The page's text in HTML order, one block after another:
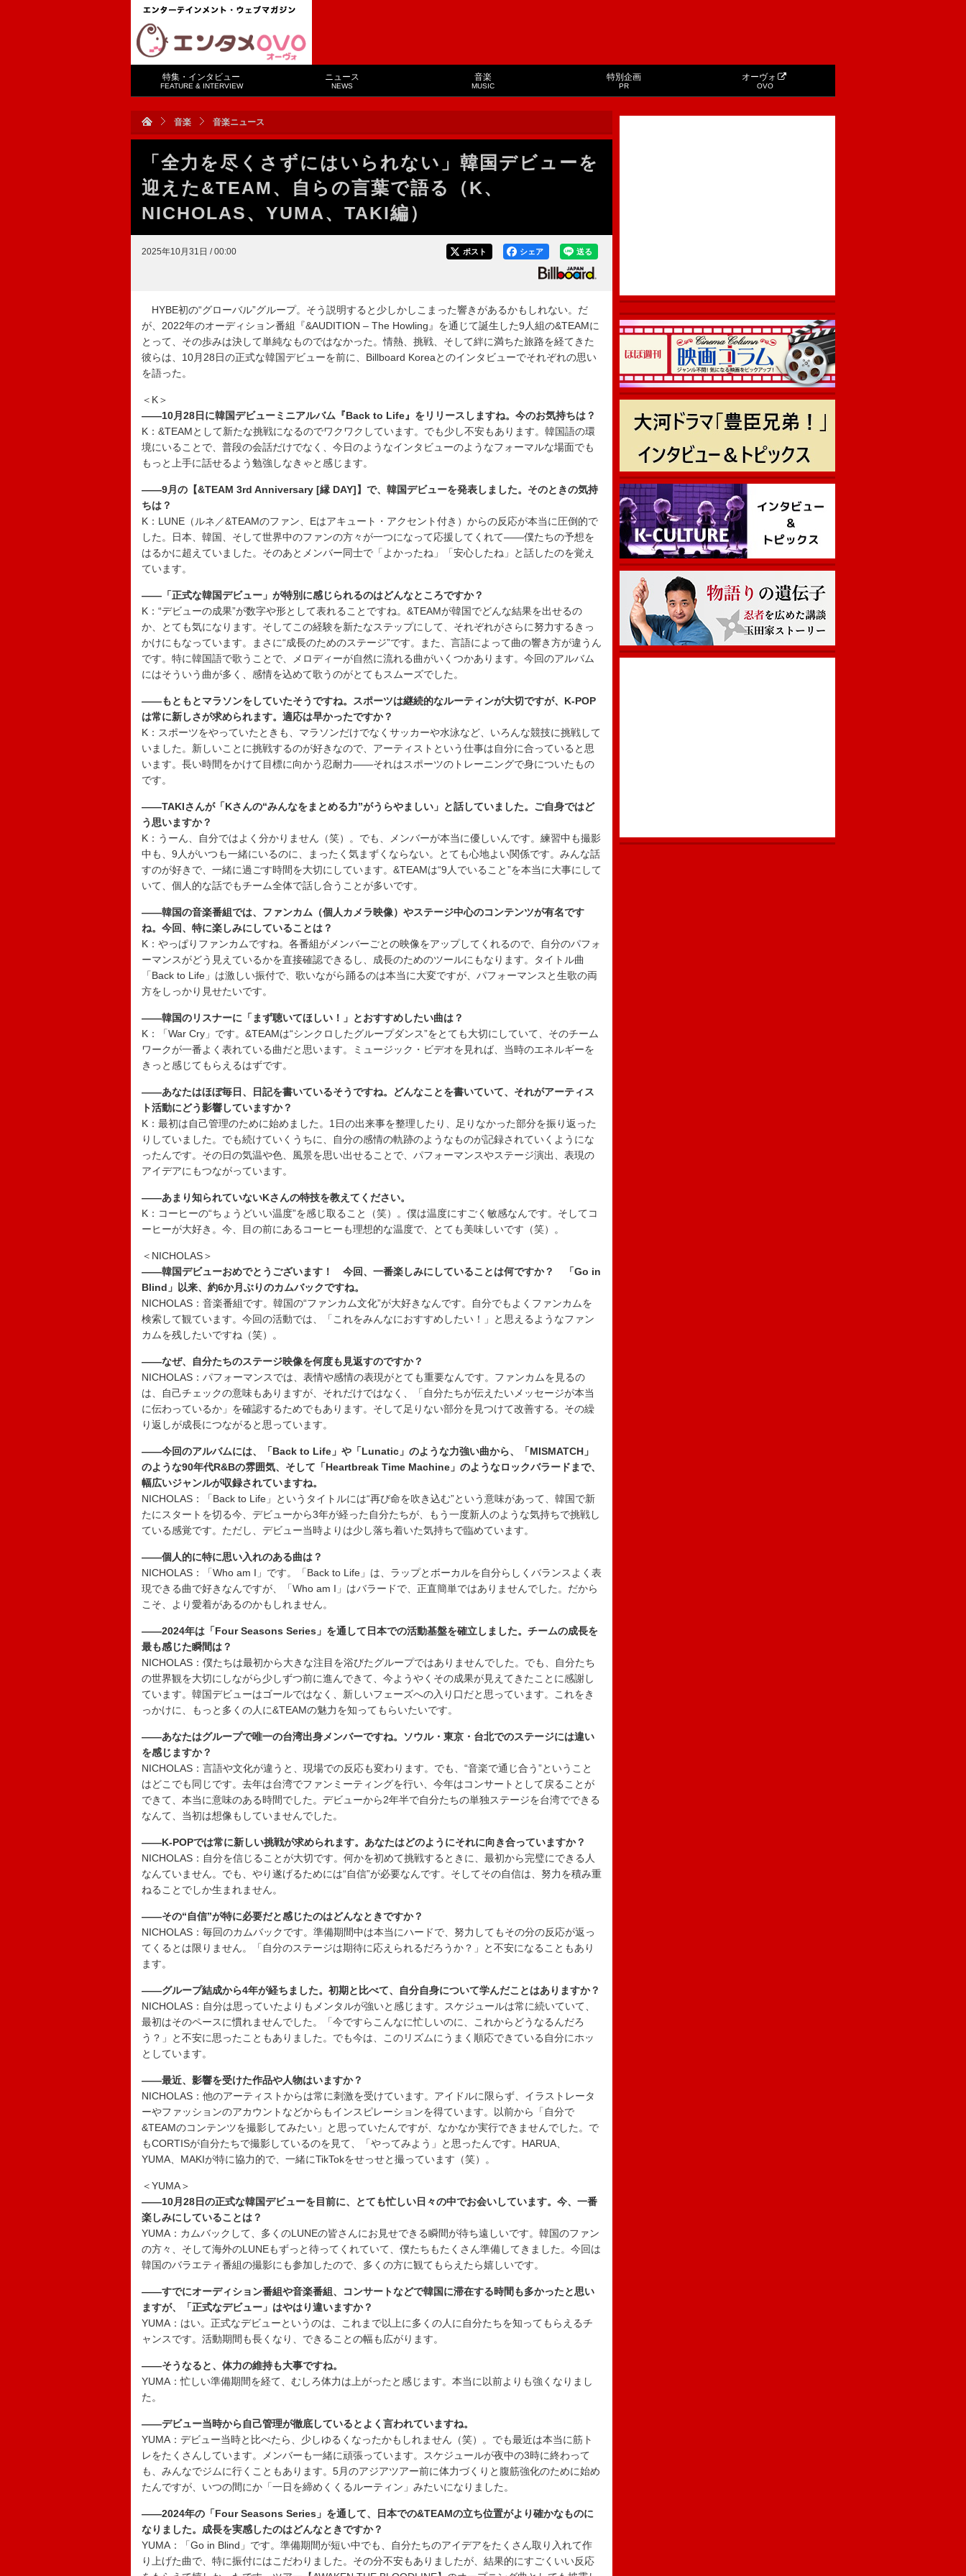
特集・インタビュー
FEATURE & INTERVIEW
ニュース
NEWS
音楽
MUSIC
特別企画
PR
オーヴォ
OVO
音楽 音楽ニュース
「全力を尽くさずにはいられない」韓国デビューを
迎えた&TEAM、自らの言葉で語る（K、
NICHOLAS、YUMA、TAKI編）
2025年10月31日 / 00:00 送る
シェア
ポスト
HYBE初の“グローバル”グループ。そう説明すると少しかしこまった響きがあるかもしれない。だ
が、2022年のオーディション番組『&AUDITION – The Howling』を通じて誕生した9人組の&TEAMに
とって、その歩みは決して単純なものではなかった。情熱、挑戦、そして絆に満ちた旅路を経てきた
彼らは、10月28日の正式な韓国デビューを前に、Billboard Koreaとのインタビューでそれぞれの思い
を語った。
＜K＞
――10月28日に韓国デビューミニアルバム『Back to Life』をリリースしますね。今のお気持ちは？
K：&TEAMとして新たな挑戦になるのでワクワクしています。でも少し不安もあります。韓国語の環
境にいることで、普段の会話だけでなく、今日のようなインタビューのようなフォーマルな場面でも
もっと上手に話せるよう勉強しなきゃと感じます。
――9月の【&TEAM 3rd Anniversary [縁 DAY]】で、韓国デビューを発表しました。そのときの気持
ちは？
K：LUNE（ルネ／&TEAMのファン、Eはアキュート・アクセント付き）からの反応が本当に圧倒的で
した。日本、韓国、そして世界中のファンの方々が一つになって応援してくれて――僕たちの予想を
はるかに超えていました。そのあとメンバー同士で「よかったね」「安心したね」と話したのを覚え
ています。
――「正式な韓国デビュー」が特別に感じられるのはどんなところですか？
K：“デビューの成果”が数字や形として表れることですね。&TEAMが韓国でどんな結果を出せるの
か、とても気になります。そしてこの経験を新たなステップにして、それぞれがさらに努力するきっ
かけにもなっています。まさに“成長のためのステージ”です。また、言語によって曲の響き方が違うん
です。特に韓国語で歌うことで、メロディーが自然に流れる曲がいくつかあります。今回のアルバム
にはそういう曲が多く、感情を込めて歌うのがとてもスムーズでした。
――もともとマラソンをしていたそうですね。スポーツは継続的なルーティンが大切ですが、K-POP
は常に新しさが求められます。適応は早かったですか？
K：スポーツをやっていたときも、マラソンだけでなくサッカーや水泳など、いろんな競技に挑戦して
いました。新しいことに挑戦するのが好きなので、アーティストという仕事は自分に合っていると思
います。長い時間をかけて目標に向かう忍耐力――それはスポーツのトレーニングで身についたもの
です。
――TAKIさんが「Kさんの“みんなをまとめる力”がうらやましい」と話していました。ご自身ではど
う思いますか？
K：うーん、自分ではよく分かりません（笑）。でも、メンバーが本当に優しいんです。練習中も撮影
中も、9人がいつも一緒にいるのに、まったく気まずくならない。とても心地よい関係です。みんな話
すのが好きで、一緒に過ごす時間を大切にしています。&TEAMは“9人でいること”を本当に大事にして
いて、個人的な話でもチーム全体で話し合うことが多いです。
――韓国の音楽番組では、ファンカム（個人カメラ映像）やステージ中心のコンテンツが有名です
ね。今回、特に楽しみにしていることは？
K：やっぱりファンカムですね。各番組がメンバーごとの映像をアップしてくれるので、自分のパフォ
ーマンスがどう見えているかを直接確認できるし、成長のためのツールにもなります。タイトル曲
「Back to Life」は激しい振付で、歌いながら踊るのは本当に大変ですが、パフォーマンスと生歌の両
方をしっかり見せたいです。
――韓国のリスナーに「まず聴いてほしい！」とおすすめしたい曲は？
K：「War Cry」です。&TEAMは“シンクロしたグループダンス”をとても大切にしていて、そのチーム
ワークが一番よく表れている曲だと思います。ミュージック・ビデオを見れば、当時のエネルギーを
きっと感じてもらえるはずです。
――あなたはほぼ毎日、日記を書いているそうですね。どんなことを書いていて、それがアーティス
ト活動にどう影響していますか？
K：最初は自己管理のために始めました。1日の出来事を整理したり、足りなかった部分を振り返った
りしていました。でも続けていくうちに、自分の感情の軌跡のようなものが記録されていくようにな
ったんです。その日の気温や色、風景を思い出せることで、パフォーマンスやステージ演出、表現の
アイデアにもつながっています。
――あまり知られていないKさんの特技を教えてください。
K：コーヒーの“ちょうどいい温度”を感じ取ること（笑）。僕は温度にすごく敏感なんです。そしてコ
ーヒーが大好き。今、目の前にあるコーヒーも理想的な温度で、とても美味しいです（笑）。
＜NICHOLAS＞
――韓国デビューおめでとうございます！ 今回、一番楽しみにしていることは何ですか？ 「Go in
Blind」以来、約6か月ぶりのカムバックですね。
NICHOLAS：音楽番組です。韓国の“ファンカム文化”が大好きなんです。自分でもよくファンカムを
検索して観ています。今回の活動では、「これをみんなにおすすめしたい！」と思えるようなファン
カムを残したいですね（笑）。
――なぜ、自分たちのステージ映像を何度も見返すのですか？
NICHOLAS：パフォーマンスでは、表情や感情の表現がとても重要なんです。ファンカムを見るの
は、自己チェックの意味もありますが、それだけではなく、「自分たちが伝えたいメッセージが本当
に伝わっているか」を確認するためでもあります。そして足りない部分を見つけて改善する。その繰
り返しが成長につながると思っています。
――今回のアルバムには、「Back to Life」や「Lunatic」のような力強い曲から、「MISMATCH」
のような90年代R&Bの雰囲気、そして「Heartbreak Time Machine」のようなロックバラードまで、
幅広いジャンルが収録されていますね。
NICHOLAS：「Back to Life」というタイトルには“再び命を吹き込む”という意味があって、韓国で新
たにスタートを切る今、デビューから3年が経った自分たちが、もう一度新人のような気持ちで挑戦し
ている感覚です。ただし、デビュー当時よりは少し落ち着いた気持ちで臨めています。
――個人的に特に思い入れのある曲は？
NICHOLAS：「Who am I」です。「Back to Life」は、ラップとボーカルを自分らしくバランスよく表
現できる曲で好きなんですが、「Who am I」はバラードで、正直簡単ではありませんでした。だから
こそ、より愛着があるのかもしれません。
――2024年は「Four Seasons Series」を通して日本での活動基盤を確立しました。チームの成長を
最も感じた瞬間は？
NICHOLAS：僕たちは最初から大きな注目を浴びたグループではありませんでした。でも、自分たち
の世界観を大切にしながら少しずつ前に進んできて、今ようやくその成果が見えてきたことに感謝し
ています。韓国デビューはゴールではなく、新しいフェーズへの入り口だと思っています。これをき
っかけに、もっと多くの人に&TEAMの魅力を知ってもらいたいです。
――あなたはグループで唯一の台湾出身メンバーですね。ソウル・東京・台北でのステージには違い
を感じますか？
NICHOLAS：言語や文化が違うと、現場での反応も変わります。でも、“音楽で通じ合う”ということ
はどこでも同じです。去年は台湾でファンミーティングを行い、今年はコンサートとして戻ることが
できて、本当に意味のある時間でした。デビューから2年半で自分たちの単独ステージを台湾でできる
なんて、当初は想像もしていませんでした。
――K-POPでは常に新しい挑戦が求められます。あなたはどのようにそれに向き合っていますか？
NICHOLAS：自分を信じることが大切です。何かを初めて挑戦するときに、最初から完璧にできる人
なんていません。でも、やり遂げるためには“自信”が必要なんです。そしてその自信は、努力を積み重
ねることでしか生まれません。
――その“自信”が特に必要だと感じたのはどんなときですか？
NICHOLAS：毎回のカムバックです。準備期間中は本当にハードで、努力してもその分の反応が返っ
てくるとは限りません。「自分のステージは期待に応えられるだろうか？」と不安になることもあり
ます。
――グループ結成から4年が経ちました。初期と比べて、自分自身について学んだことはありますか？
NICHOLAS：自分は思っていたよりもメンタルが強いと感じます。スケジュールは常に続いていて、
最初はそのペースに慣れませんでした。「今ですらこんなに忙しいのに、これからどうなるんだろ
う？」と不安に思ったこともありました。でも今は、このリズムにうまく順応できている自分にホッ
としています。
――最近、影響を受けた作品や人物はいますか？
NICHOLAS：他のアーティストからは常に刺激を受けています。アイドルに限らず、イラストレータ
ーやファッションのアカウントなどからもインスピレーションを得ています。以前から「自分で
&TEAMのコンテンツを撮影してみたい」と思っていたんですが、なかなか実行できませんでした。で
もCORTISが自分たちで撮影しているのを見て、「やってみよう」と思ったんです。HARUA、
YUMA、MAKIが特に協力的で、一緒にTikTokをせっせと撮っています（笑）。
＜YUMA＞
――10月28日の正式な韓国デビューを目前に、とても忙しい日々の中でお会いしています。今、一番
楽しみにしていることは？
YUMA：カムバックして、多くのLUNEの皆さんにお見せできる瞬間が待ち遠しいです。韓国のファン
の方々、そして海外のLUNEもずっと待ってくれていて、僕たちもたくさん準備してきました。今回は
韓国のバラエティ番組の撮影にも参加したので、多くの方に観てもらえたら嬉しいです。
――すでにオーディション番組や音楽番組、コンサートなどで韓国に滞在する時間も多かったと思い
ますが、「正式なデビュー」はやはり違いますか？
YUMA：はい。正式なデビューというのは、これまで以上に多くの人に自分たちを知ってもらえるチ
ャンスです。活動期間も長くなり、できることの幅も広がります。
――そうなると、体力の維持も大事ですね。
YUMA：忙しい準備期間を経て、むしろ体力は上がったと感じます。本当に以前よりも強くなりまし
た。
――デビュー当時から自己管理が徹底しているとよく言われていますね。
YUMA：デビュー当時と比べたら、少しゆるくなったかもしれません（笑）。でも最近は本当に筋ト
レをたくさんしています。メンバーも一緒に頑張っています。スケジュールが夜中の3時に終わって
も、みんなでジムに行くこともあります。5月のアジアツアー前に体力づくりと腹筋強化のために始め
たんですが、いつの間にか「一日を締めくくるルーティン」みたいになりました。
――2024年の「Four Seasons Series」を通して、日本での&TEAMの立ち位置がより確かなものに
なりました。成長を実感したのはどんなときですか？
YUMA：「Go in Blind」です。準備期間が短い中でも、自分たちのアイデアをたくさん取り入れて作
り上げた曲で、特に振付にはこだわりました。その分不安もありましたが、結果的にすごくいい反応